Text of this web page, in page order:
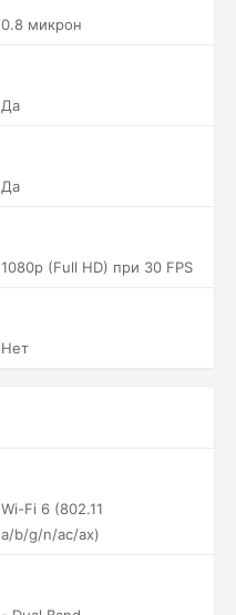
0.8 микрон
Да
Да
1080p (Full HD) при 30 FPS
Нет
Wi-Fi 6 (802.11
a/b/g/n/ac/ax)